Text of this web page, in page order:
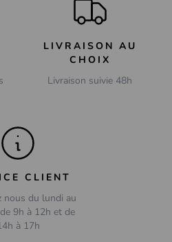
LIVRAISON AU
CHOIX
Livraison suivie 48h
CLIENT
nous du lundi au
9h à 12h et de
à 17h